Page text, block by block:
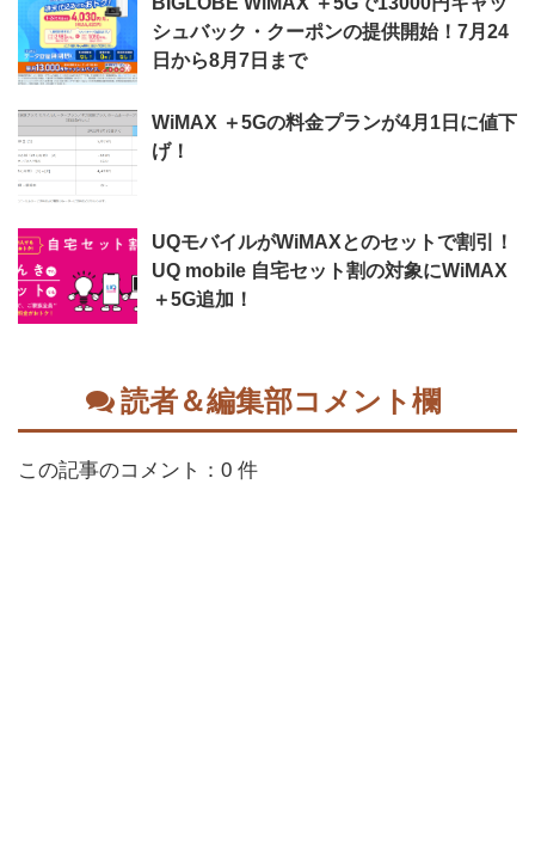
シュバック・クーポンの提供開始！7月24
日から8月7日まで
WiMAX ＋5Gの料金プランが4月1日に値下
げ！
UQモバイルがWiMAXとのセットで割引！
UQ mobile 自宅セット割の対象にWiMAX
＋5G追加！
読者＆編集部コメント欄
この記事のコメント：0 件